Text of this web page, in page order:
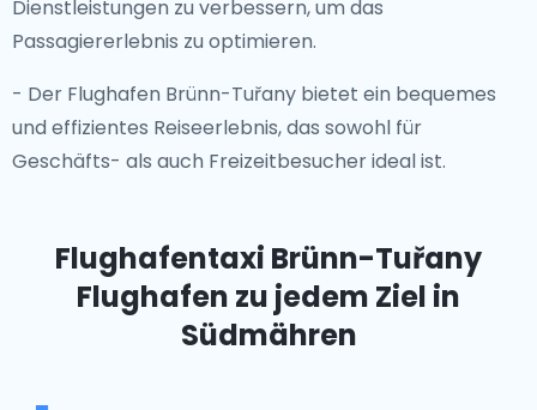
Dienstleistungen zu verbessern, um das
Passagiererlebnis zu optimieren.
- Der Flughafen Brünn-Tuřany bietet ein bequemes
und effizientes Reiseerlebnis, das sowohl für
Geschäfts- als auch Freizeitbesucher ideal ist.
Flughafentaxi Brünn-Tuřany
Flughafen zu jedem Ziel in
Südmähren